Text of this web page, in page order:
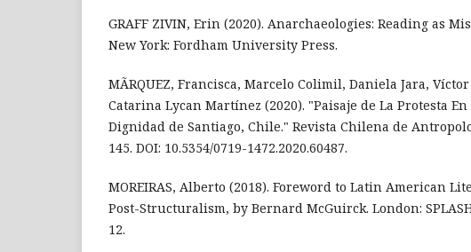
GRAFF ZIVIN, Erin (2020). Anarchaeologies: Reading as
New York: Fordham University Press.
MÃRQUEZ, Francisca, Marcelo Colimil, Daniela Jara,
Catarina Lycan Martínez (2020). "Paisaje de La Protesta En
Dignidad de Santiago, Chile." Revista Chilena de
145. DOI: 10.5354/0719-1472.2020.60487.
MOREIRAS, Alberto (2018). Foreword to Latin American
Post-Structuralism, by Bernard McGuirck. London:
12.